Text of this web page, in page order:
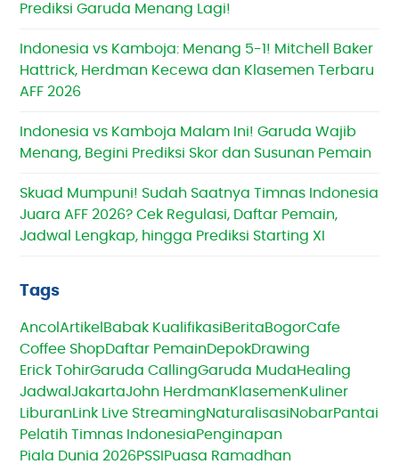
Prediksi Garuda Menang Lagi!
Indonesia vs Kamboja: Menang 5-1! Mitchell Baker
Hattrick, Herdman Kecewa dan Klasemen Terbaru
AFF 2026
Indonesia vs Kamboja Malam Ini! Garuda Wajib
Menang, Begini Prediksi Skor dan Susunan Pemain
Skuad Mumpuni! Sudah Saatnya Timnas Indonesia
Juara AFF 2026? Cek Regulasi, Daftar Pemain,
Jadwal Lengkap, hingga Prediksi Starting XI
Tags
Ancol Artikel Babak KualifikasiBeritaBogorCafe
Coffee ShopDaftar PemainDepokDrawing
Erick TohirGaruda CallingGaruda MudaHealing
JadwalJakartaJohn HerdmanKlasemenKuliner
Liburan Link Live StreamingNaturalisasiNobarPantai
Pelatih Timnas IndonesiaPenginapan
Piala Dunia 2026PSSI Puasa Ramadhan